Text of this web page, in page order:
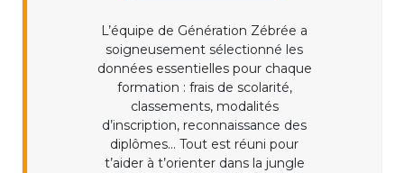
L’équipe de Génération Zébrée a
soigneusement sélectionné les
données essentielles pour chaque
formation : frais de scolarité,
classements, modalités
d’inscription, reconnaissance des
diplômes... Tout est réuni pour
t’aider à t’orienter dans la jungle